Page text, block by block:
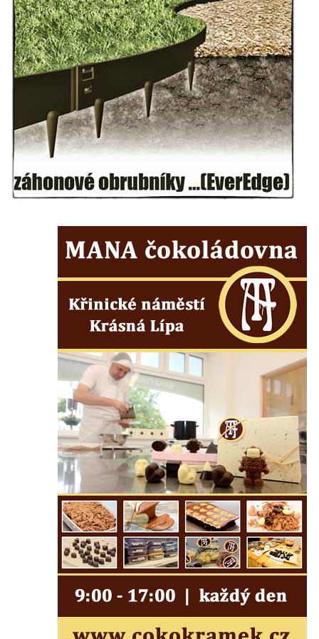
Wäberův kříž v zahradě domu čp. 184 v
Mikulášovicích
Kříž na louce v horních Mikulášovicích
Posteltův kříž naproti domu ev.č. 29 v
Mikulášovicích
Kříž Neubaukreuz u domu čp. 698 v
Mikulášovicích
Kříž manželů Endlerových u továrního
objektu v Mikulášovicích
Kříž u silnice východně od Mikulášovic
Kříž u rozcestí k větrnému mlýnu Světlík v
Horním Podluží
Kříž u domu čp. 1016 v Mikulášovicích
Herltův kříž u Mikova v Mikulášovicích
Kříž u Borských u domu čp. 859 v
Mikulášovicích
Kříž Ließnerových naproti Mikovu v
Mikulášovicích
Kříž u Mikulášovického potoka poblíž
Mikovu v Mikulášovicích
Lissnerův kříž u domu čp. 39 v
Mikulášovicích
Hampelův kříž u bývalých kasáren v
Mikulášovicích
Marchnerův (Zelený) kříž naproti domu čp.
35 v Mikulášovicích
Schneiderův kříž před domem čp. 55 v
Mikulášovicích
Maazův kříž na Kostelní stezce v